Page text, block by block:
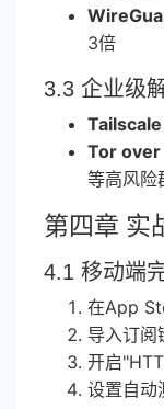
3倍
3.3 企业级
Tailscale
Tor over
等高风险
第四章 实
4.1 移动端
在App
导入订
开启
设置自动